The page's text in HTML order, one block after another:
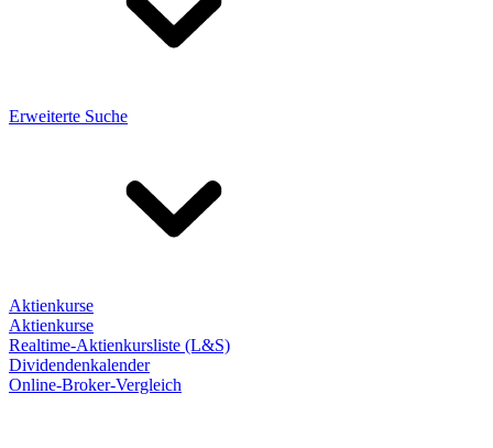
Erweiterte Suche
Aktienkurse
Aktienkurse
Realtime-Aktienkursliste (L&S)
Dividendenkalender
Online-Broker-Vergleich